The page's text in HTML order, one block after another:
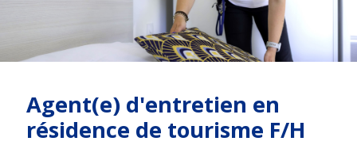
Agent(e) d'entretien en
résidence de tourisme F/H